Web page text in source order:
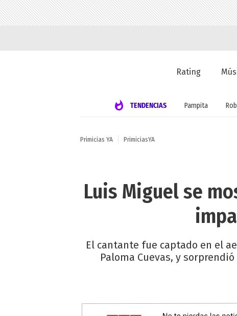
Rating
TENDENCIAS Pampita
Primicias YA PrimiciasYA
Luis Miguel se
El cantante fue captado en el
Paloma Cuevas, y